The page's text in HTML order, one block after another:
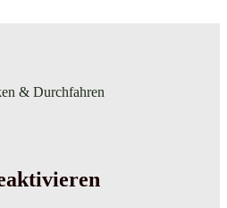
& Durchfahren